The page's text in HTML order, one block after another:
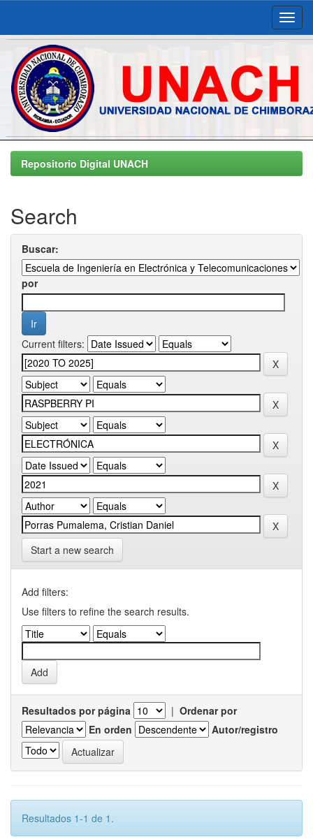
Skip
navigationRepositorio Digital UNACH
Search
Buscar:
por
Current filters:
Start a new search
Add filters:
Use filters to refine the search results.
Resultados por página | Ordenar por
En orden
Autor/registro
Resultados 1-1 de 1.